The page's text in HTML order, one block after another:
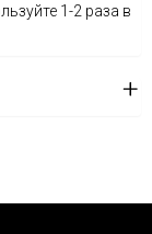
1-2 раза в